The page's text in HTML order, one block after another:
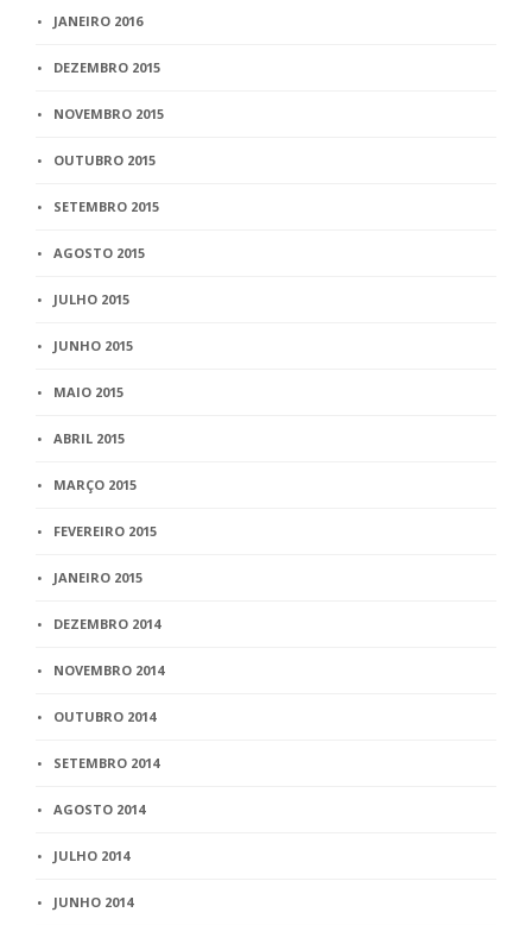
JANEIRO 2016
DEZEMBRO 2015
NOVEMBRO 2015
OUTUBRO 2015
SETEMBRO 2015
AGOSTO 2015
JULHO 2015
JUNHO 2015
MAIO 2015
ABRIL 2015
MARÇO 2015
FEVEREIRO 2015
JANEIRO 2015
DEZEMBRO 2014
NOVEMBRO 2014
OUTUBRO 2014
SETEMBRO 2014
AGOSTO 2014
JULHO 2014
JUNHO 2014